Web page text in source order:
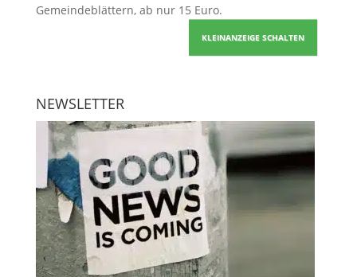
Gemeindeblättern, ab nur 15 Euro.
KLEINANZEIGE SCHALTEN
NEWSLETTER